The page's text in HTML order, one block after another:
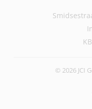
© 2026 JCI